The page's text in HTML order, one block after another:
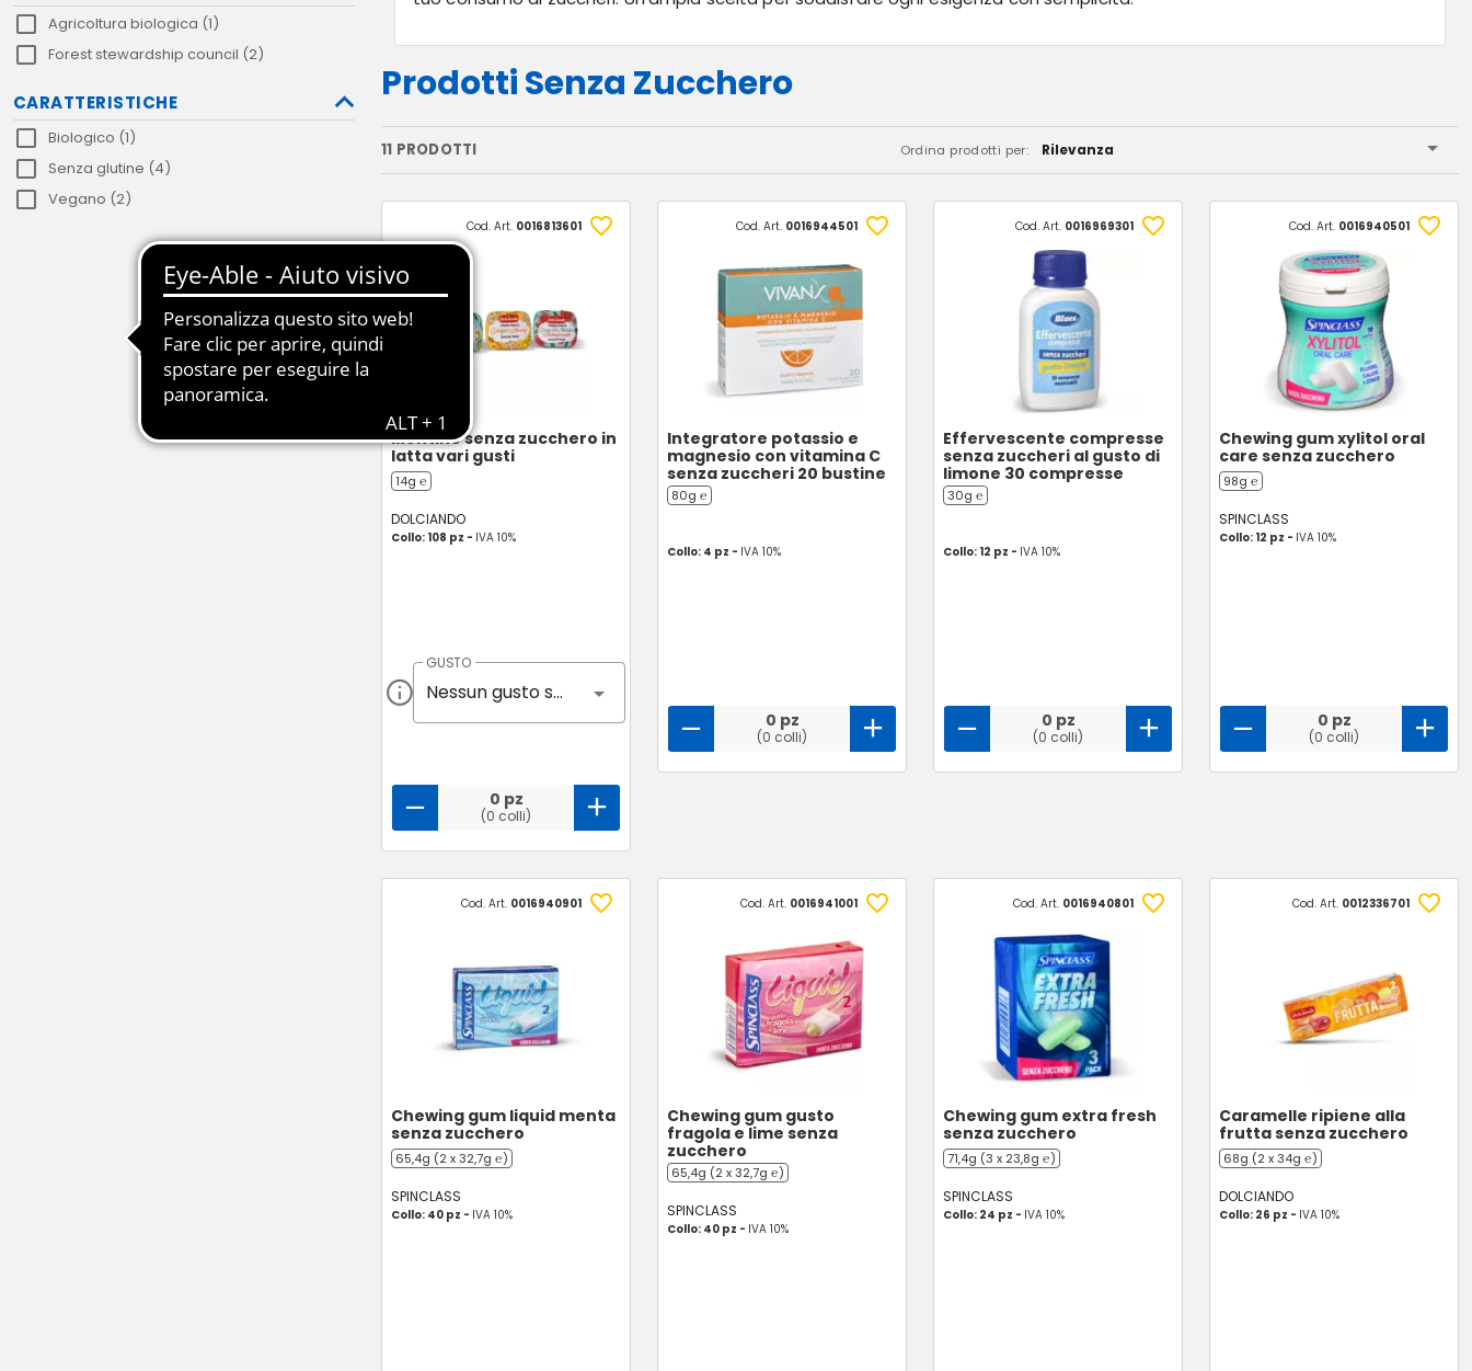
Agricoltura biologica (1)
Forest stewardship council (2)
CARATTERISTICHE
Biologico (1)
Senza glutine (4)
Vegano (2)
Prodotti Senza Zucchero
11 PRODOTTI Ordina prodotti per: Rilevanza
Cod. Art. 0016813601
Mentine senza zucchero in
latta vari gusti
14g ℮
DOLCIANDO
Collo: 108 pz - IVA 10%
GUSTO
Nessun gusto selezionato
0 pz
(0 colli)
Cod. Art. 0016944501
Integratore potassio e
magnesio con vitamina C
senza zuccheri 20 bustine
80g ℮
Collo: 4 pz - IVA 10%
0 pz
(0 colli)
Cod. Art. 0016969301
Effervescente compresse
senza zuccheri al gusto di
limone 30 compresse
30g ℮
Collo: 12 pz - IVA 10%
0 pz
(0 colli)
Cod. Art. 0016940501
Chewing gum xylitol oral
care senza zucchero
98g ℮
SPINCLASS
Collo: 12 pz - IVA 10%
0 pz
(0 colli)
Cod. Art. 0016940901
Chewing gum liquid menta
senza zucchero
65,4g (2 x 32,7g ℮)
SPINCLASS
Collo: 40 pz - IVA 10%
Cod. Art. 0016941001
Chewing gum gusto
fragola e lime senza
zucchero
65,4g (2 x 32,7g ℮)
SPINCLASS
Collo: 40 pz - IVA 10%
Cod. Art. 0016940801
Chewing gum extra fresh
senza zucchero
71,4g (3 x 23,8g ℮)
SPINCLASS
Collo: 24 pz - IVA 10%
Cod. Art. 0012336701
Caramelle ripiene alla
frutta senza zucchero
68g (2 x 34g ℮)
DOLCIANDO
Collo: 26 pz - IVA 10%